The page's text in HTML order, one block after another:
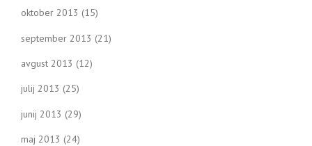
oktober 2013 (15)
september 2013 (21)
avgust 2013 (12)
julij 2013 (25)
junij 2013 (29)
maj 2013 (24)